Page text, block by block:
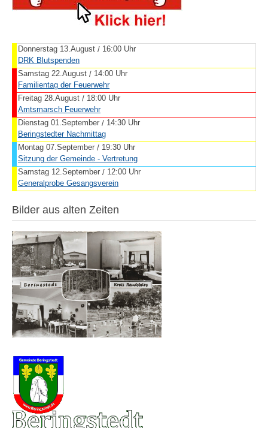
Donnerstag 13.August / 16:00 Uhr
DRK Blutspenden
Samstag 22.August / 14:00 Uhr
Familientag der Feuerwehr
Freitag 28.August / 18:00 Uhr
Amtsmarsch Feuerwehr
Dienstag 01.September / 14:30 Uhr
Beringstedter Nachmittag
Montag 07.September / 19:30 Uhr
Sitzung der Gemeinde - Vertretung
Samstag 12.September / 12:00 Uhr
Generalprobe Gesangsverein
Bilder aus alten Zeiten